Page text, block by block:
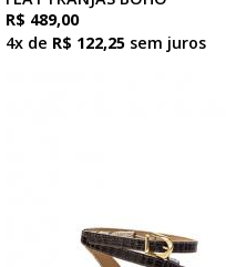
R$ 489,00
4x de R$ 122,25 sem juros